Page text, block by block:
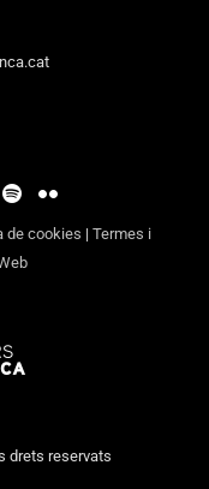
de cookies | Termes i
drets reservats